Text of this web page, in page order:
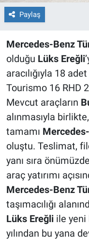
Paylaş
Mercedes-Benz
olduğu Lüks Ereğli
aracılığıyla 18
Tourismo 16 RHD
Mevcut araçların
alınmasıyla birlikte,
tamamı
oluştu. Teslimat,
yanı sıra
araç yatırımı
Mercedes-Benz
taşımacılığı
Lüks Ereğliile yeni
yılından bu yana